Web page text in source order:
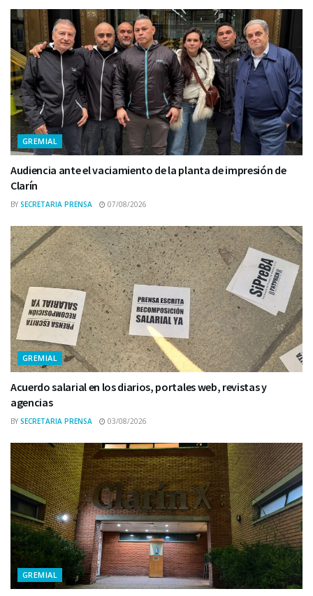
GREMIAL
Audiencia ante el vaciamiento de la planta de impresión de
Clarín
BY SECRETARIA PRENSA 07/08/2026
GREMIAL
Acuerdo salarial en los diarios, portales web, revistas y
agencias
BY SECRETARIA PRENSA 03/08/2026
GREMIAL